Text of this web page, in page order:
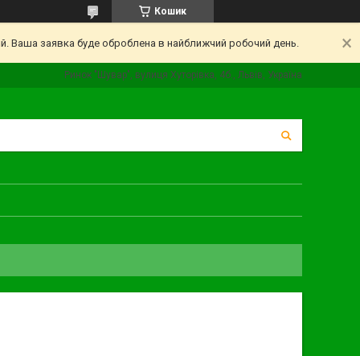
Кошик
Ваша заявка буде оброблена в найближчий робочий день.
Ринок "Шувар", вулиця Хуторівка, 4б., Львів, Україна